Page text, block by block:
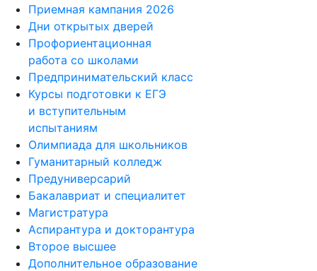
Приемная кампания 2026
Дни открытых дверей
Профориентационная
работа со школами
Предпринимательский класс
Курсы подготовки к ЕГЭ
и вступительным
испытаниям
Олимпиада для школьников
Гуманитарный колледж
Предуниверсарий
Бакалавриат и специалитет
Магистратура
Аспирантура и докторантура
Второе высшее
Дополнительное образование